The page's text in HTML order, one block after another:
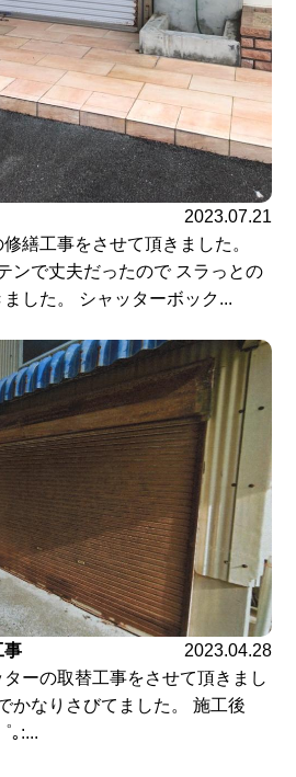
2023.07.21
繕工事をさせて頂きました。
で丈夫だったので スラっとの
した。 シャッターボック...
事
2023.04.28
ーの取替工事をさせて頂きまし
かなりさびてました。 施工後
｡:...